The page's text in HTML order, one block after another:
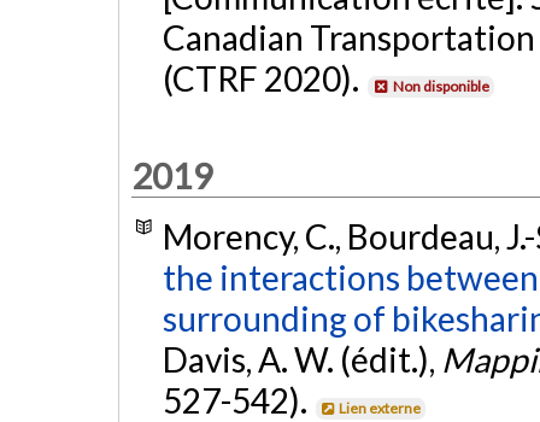
Canadian
(CTRF 2020).
Non disponible
2019
Morency, C., Bourdeau,
the interactions
surrounding of
Davis, A. W. (édit.),
527-542).
Lien externe